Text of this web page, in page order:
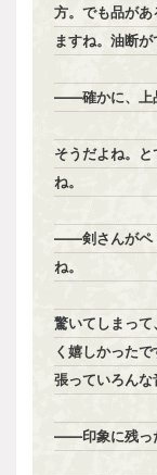
方。でも品が
ますね。油断が
――確かに、上
そうだよね。
ね。
――剣さんがペ
ね。
驚いてしまっ
く嬉しかった
張っていろんな
――印象に残っ